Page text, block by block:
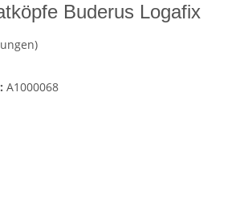
Buderus Logafix
A1000068